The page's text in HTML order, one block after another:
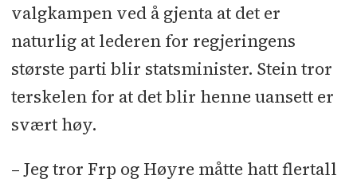
valgkampen ved å gjenta at det er
naturlig at lederen for regjeringens
største parti blir statsminister. Stein tror
terskelen for at det blir henne uansett er
svært høy.
– Jeg tror Frp og Høyre måtte hatt flertall